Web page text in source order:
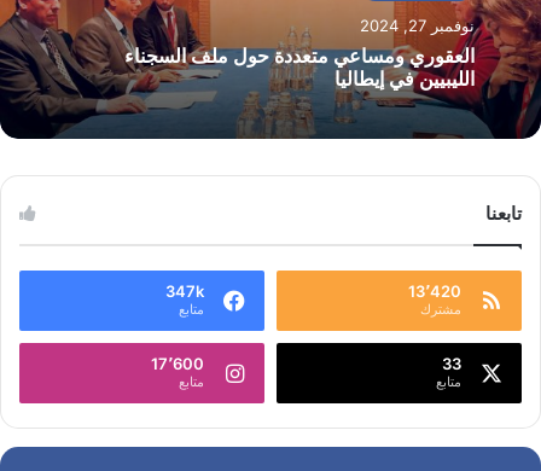
نوفمبر 27, 2024
العقوري ومساعي متعددة حول ملف السجناء
الليبيين في إيطاليا
تابعنا
13٬420
مشترك
347k
متابع
33
متابع
17٬600
متابع